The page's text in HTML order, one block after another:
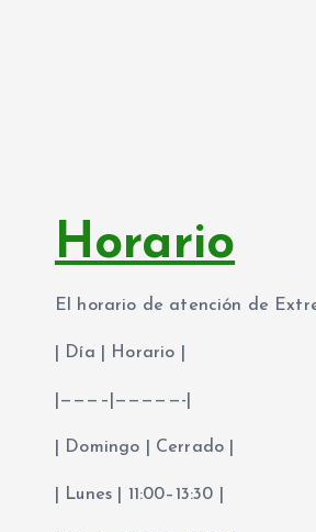
Horario
El horario de atención de
| Día | Horario |
|———–|—————-|
| Domingo | Cerrado |
| Lunes | 11:00–13:30 |